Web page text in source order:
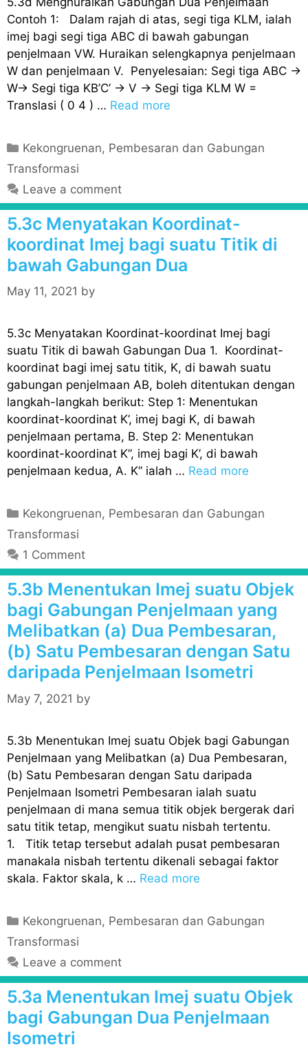
Contoh 1: Dalam rajah di atas, segi tiga KLM, ialah
imej bagi segi tiga ABC di bawah gabungan
penjelmaan VW. Huraikan selengkapnya penjelmaan
W dan penjelmaan V. Penyelesaian: Segi tiga ABC →
W→ Segi tiga KB’C’ → V → Segi tiga KLM W =
Translasi ( 0 4 ) … Read more
C
a
e
g
o
r
i
s
Kekongruenan, Pembesaran dan Gabungan
Transformasi
Leave a comment
5.3c Menyatakan Koordinat-
koordinat Imej bagi suatu Titik di
bawah Gabungan Dua
May 11, 2021 by
5.3c Menyatakan Koordinat-koordinat Imej bagi
suatu Titik di bawah Gabungan Dua 1. Koordinat-
koordinat bagi imej satu titik, K, di bawah suatu
gabungan penjelmaan AB, boleh ditentukan dengan
langkah-langkah berikut: Step 1: Menentukan
koordinat-koordinat K’, imej bagi K, di bawah
penjelmaan pertama, B. Step 2: Menentukan
koordinat-koordinat K”, imej bagi K’, di bawah
penjelmaan kedua, A. K” ialah … Read more
C
a
e
g
o
r
i
e
s
Kekongruenan, Pembesaran dan Gabungan
Transformasi
1 Comment
5.3b Menentukan Imej suatu Objek
bagi Gabungan Penjelmaan yang
Melibatkan (a) Dua Pembesaran,
(b) Satu Pembesaran dengan Satu
daripada Penjelmaan Isometri
May 7, 2021 by
5.3b Menentukan Imej suatu Objek bagi Gabungan
Penjelmaan yang Melibatkan (a) Dua Pembesaran,
(b) Satu Pembesaran dengan Satu daripada
Penjelmaan Isometri Pembesaran ialah suatu
penjelmaan di mana semua titik objek bergerak dari
satu titik tetap, mengikut suatu nisbah tertentu.
1. Titik tetap tersebut adalah pusat pembesaran
manakala nisbah tertentu dikenali sebagai faktor
skala. Faktor skala, k … Read more
C
a
e
g
o
r
i
Kekongruenan, Pembesaran dan Gabungan
Transformasi
Leave a comment
5.3a Menentukan Imej suatu Objek
bagi Gabungan Dua Penjelmaan
Isometri